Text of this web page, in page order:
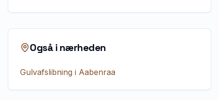
Også i nærheden
Gulvafslibning i Aabenraa